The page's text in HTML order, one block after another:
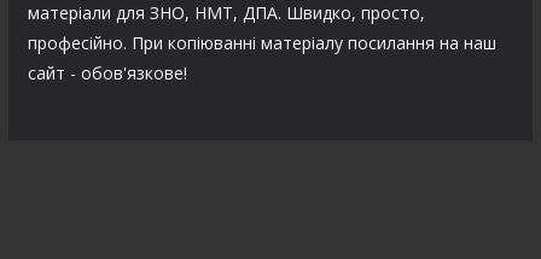
матеріали для ЗНО, НМТ, ДПА. Швидко, просто,
професійно. При копіюванні матеріалу посилання на наш
сайт - обов'язкове!